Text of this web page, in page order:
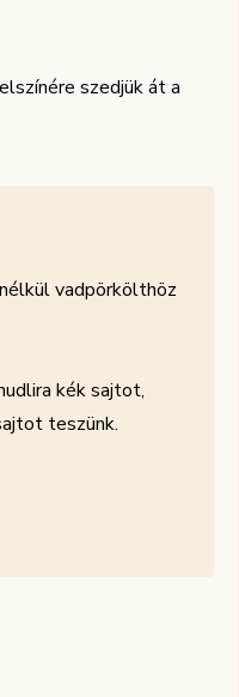
szedjük át a
vadpörkölthöz
kék sajtot,
teszünk.